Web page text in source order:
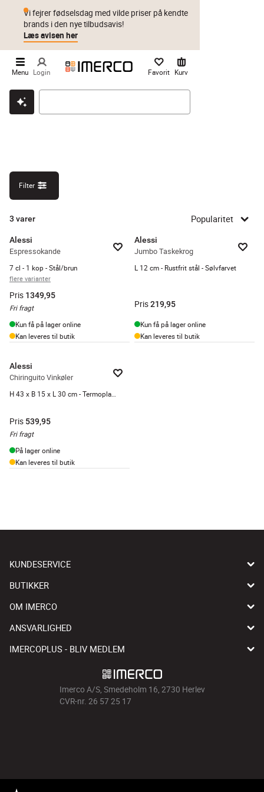
Klik & hent Byt i 1 år Prismatch
Vi fejrer fødselsdag med vilde priser på kendte
brands i den nye tilbudsavis!
Læs avisen her
Menu Login Favorit Kurv
Filter
3 varer Popularitet
Alessi
Espressokande
7 cl - 1 kop - Stål/brun
flere varianter
Pris 1349,95
Fri fragt
Kun få på lager online
Kan leveres til butik
Alessi
Jumbo Taskekrog
L 12 cm - Rustfrit stål - Sølvfarvet
Pris219,95
Kun få på lager online
Kan leveres til butik
Alessi
Chiringuito Vinkøler
Pris 539,95
Fri fragt
På lager online
Kan leveres til butik
KUNDESERVICE
BUTIKKER
OM IMERCO
ANSVARLIGHED
IMERCOPLUS - BLIV MEDLEM
Imerco A/S, Smedeholm 16, 2730 Herlev
CVR-nr. 26 57 25 17